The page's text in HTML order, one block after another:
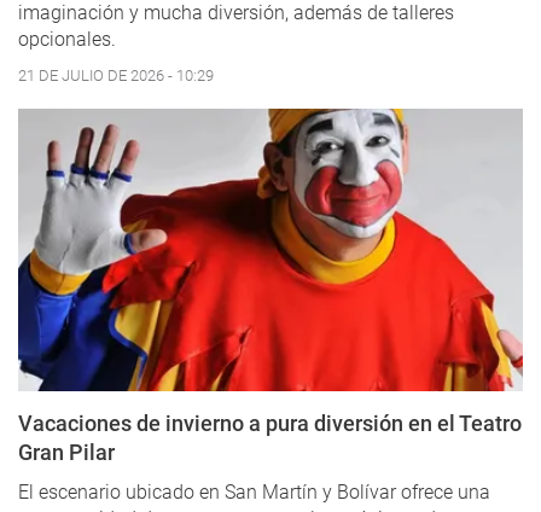
imaginación y mucha diversión, además de talleres
opcionales.
21 DE JULIO DE 2026 - 10:29
Vacaciones de invierno a pura diversión en el Teatro
Gran Pilar
El escenario ubicado en San Martín y Bolívar ofrece una